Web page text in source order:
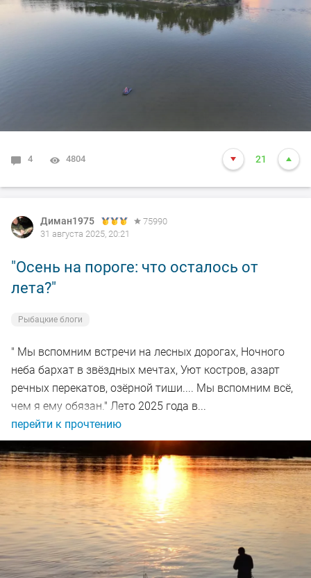
4 4804 21
Диман1975
75990
31 августа 2025, 20:21
"Осень на пороге: что осталось от
лета?"
Рыбацкие блоги
" Мы вспомним встречи на лесных дорогах, Ночного
неба бархат в звёздных мечтах, Уют костров, азарт
речных перекатов, озёрной тиши.... Мы вспомним всё,
чем я ему обязан." Лето 2025 года в...
перейти к прочтению